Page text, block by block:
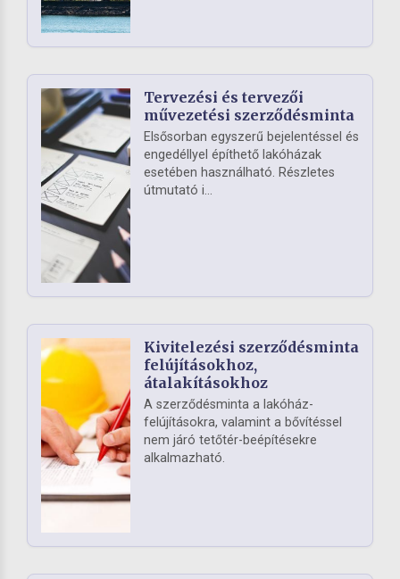
Tervezési és tervezői
művezetési szerződésminta
Elsősorban egyszerű bejelentéssel és
engedéllyel építhető lakóházak
esetében használható. Részletes
útmutató i...
Kivitelezési szerződésminta
felújításokhoz,
átalakításokhoz
A szerződésminta a lakóház-
felújításokra, valamint a bővítéssel
nem járó tetőtér-beépítésekre
alkalmazható.